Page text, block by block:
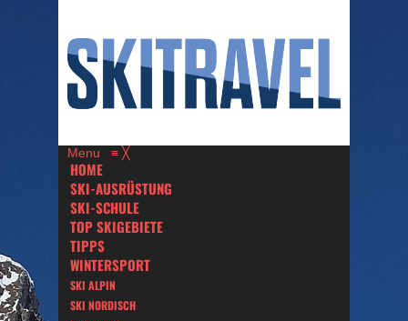
Menu ≡ ╳
HOME
SKI-AUSRÜSTUNG
SKI-SCHULE
TOP SKIGEBIETE
TIPPS
WINTERSPORT
SKI ALPIN
SKI NORDISCH